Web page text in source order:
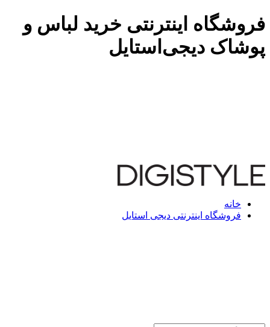
فروشگاه اینترنتی خرید لباس و
پوشاک دیجی‌استایل
خانه
فروشگاه اینترنتی دیجی استایل